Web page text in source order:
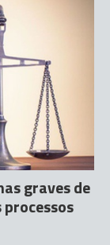
graves de